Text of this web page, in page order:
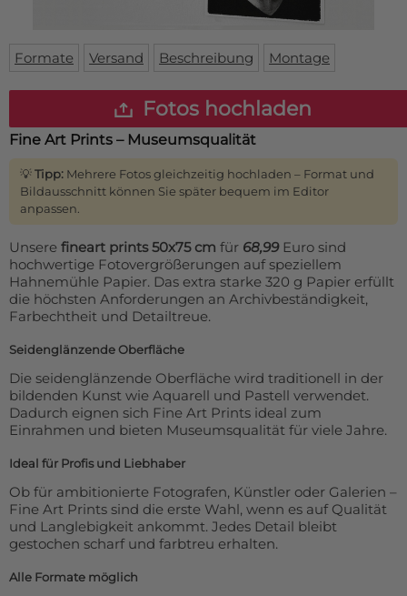
Custom skateboard deck
Login
WhatsApp
Formate Versand Beschreibung Montage
Fotos hochladen
Fine Art Prints – Museumsqualität
💡Tipp: Mehrere Fotos gleichzeitig hochladen – Format und
Bildausschnitt können Sie später bequem im Editor
anpassen.
Unsere fineart prints 50x75 cm für 68,99Euro sind
hochwertige Fotovergrößerungen auf speziellem
Hahnemühle Papier. Das extra starke 320 g Papier erfüllt
die höchsten Anforderungen an Archivbeständigkeit,
Farbechtheit und Detailtreue.
Seidenglänzende Oberfläche
Die seidenglänzende Oberfläche wird traditionell in der
bildenden Kunst wie Aquarell und Pastell verwendet.
Dadurch eignen sich Fine Art Prints ideal zum
Einrahmen und bieten Museumsqualität für viele Jahre.
Ideal für Profis und Liebhaber
Ob für ambitionierte Fotografen, Künstler oder Galerien –
Fine Art Prints sind die erste Wahl, wenn es auf Qualität
und Langlebigkeit ankommt. Jedes Detail bleibt
gestochen scharf und farbtreu erhalten.
Alle Formate möglich